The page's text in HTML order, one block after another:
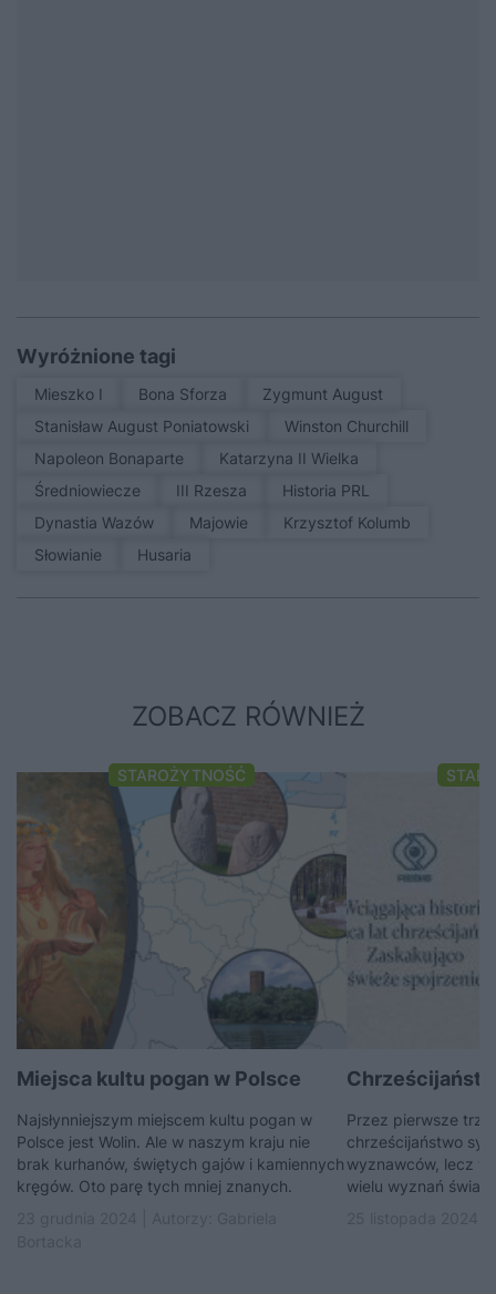
Wyróżnione tagi
Mieszko I Bona Sforza
Zygmunt August
Stanisław August Poniatowski
Winston Churchill
Napoleon Bonaparte
Katarzyna II Wielka
średniowiecze
III Rzesza
Historia PRL
Dynastia Wazów
Majowie
Krzysztof Kolumb
Słowianie
Husaria
ZOBACZ RÓWNIEŻ
STAROŻYTNOŚĆ
Miejsca kultu pogan w Polsce
Najsłynniejszym miejscem kultu pogan w
Polsce jest Wolin. Ale w naszym kraju nie
brak kurhanów, świętych gajów i kamiennych
kręgów. Oto parę tych mniej znanych.
Przez pierwsze trzy
chrześcijaństwo
wyznawców, lecz
wielu wyznań